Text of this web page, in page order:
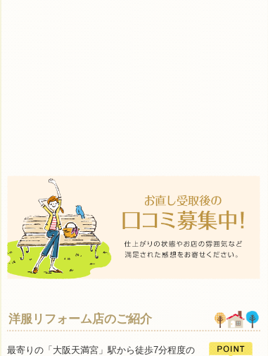
洋服リフォーム店のご紹介
最寄りの「大阪天満宮」駅から徒歩7分程度の